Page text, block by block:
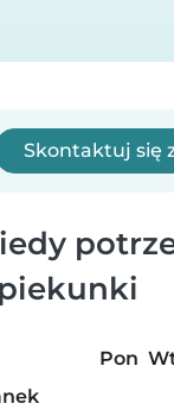
Skontaktuj się
Pon